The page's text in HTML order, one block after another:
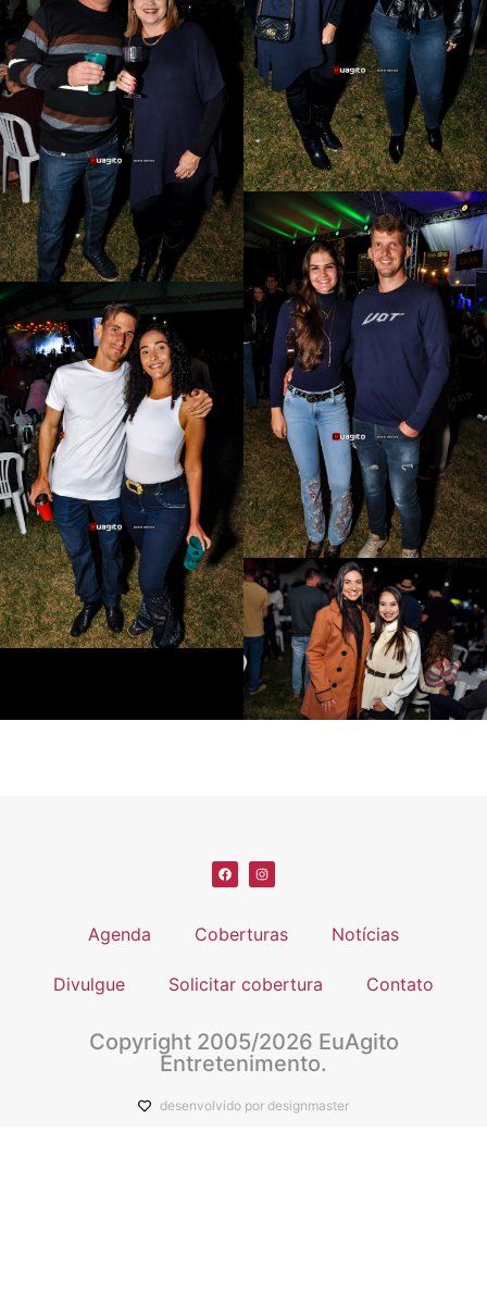
Agenda Coberturas Notícias
Divulgue Solicitar cobertura Contato
Copyright 2005/2026 EuAgito
Entretenimento.
desenvolvido por designmaster